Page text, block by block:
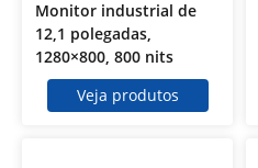
Monitor industrial de
12,1 polegadas,
1280×800, 800 nits
(legível sob luz solar,
ampla faixa de
Veja produtos